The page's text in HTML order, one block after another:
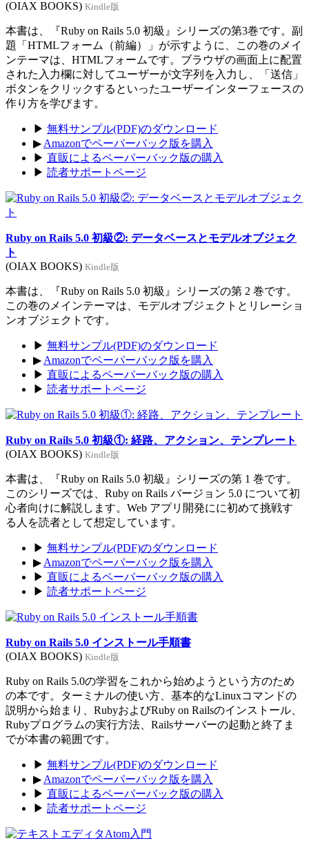
(OIAX BOOKS) Kindle版
本書は、『Ruby on Rails 5.0 初級』シリーズの第3巻です。副
題「HTMLフォーム（前編）」が示すように、この巻のメイ
ンテーマは、HTMLフォームです。ブラウザの画面上に配置
された入力欄に対してユーザーが文字列を入力し、「送信」
ボタンをクリックするといったユーザーインターフェースの
作り方を学びます。
▶ 無料サンプル(PDF)のダウンロード
▶ Amazonでペーパーバック版を購入
▶ 直販によるペーパーバック版の購入
▶ 読者サポートページ
Ruby on Rails 5.0 初級②: データベースとモデルオブジェク
ト
(OIAX BOOKS) Kindle版
本書は、『Ruby on Rails 5.0 初級』シリーズの第 2 巻です。
この巻のメインテーマは、モデルオブジェクトとリレーショ
ンオブジェクトです。
▶ 無料サンプル(PDF)のダウンロード
▶ Amazonでペーパーバック版を購入
▶ 直販によるペーパーバック版の購入
▶ 読者サポートページ
Ruby on Rails 5.0 初級①: 経路、アクション、テンプレート
(OIAX BOOKS) Kindle版
本書は、『Ruby on Rails 5.0 初級』シリーズの第 1 巻です。
このシリーズでは、Ruby on Rails バージョン 5.0 について初
心者向けに解説します。Web アプリ開発にに初めて挑戦す
る人を読者として想定しています。
▶ 無料サンプル(PDF)のダウンロード
▶ Amazonでペーパーバック版を購入
▶ 直販によるペーパーバック版の購入
▶ 読者サポートページ
Ruby on Rails 5.0 インストール手順書
(OIAX BOOKS) Kindle版
Ruby on Rails 5.0の学習をこれから始めようという方のため
の本です。ターミナルの使い方、基本的なLinuxコマンドの
説明から始まり、RubyおよびRuby on Railsのインストール、
Rubyプログラムの実行方法、Railsサーバーの起動と終了ま
でが本書の範囲です。
▶ 無料サンプル(PDF)のダウンロード
▶ Amazonでペーパーバック版を購入
▶ 直販によるペーパーバック版の購入
▶ 読者サポートページ